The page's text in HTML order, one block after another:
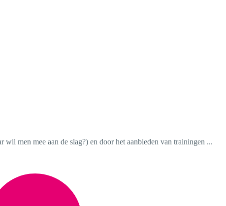
men mee aan de slag?) en door het aanbieden van trainingen ...